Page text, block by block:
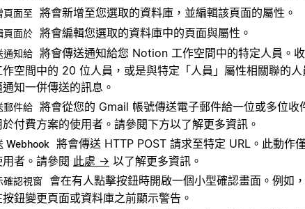
頁面至 將會新增至您選取的資料庫，並編輯該頁面的屬性。
頁面於 將會編輯您選取的資料庫中的頁面與屬性。
通知給 將會傳送通知給您 Notion 工作空間中的特定人員。
作空間中的 20 位人員，或是與特定「人員」屬性相關聯的
知一併傳送的訊息。
郵件給 將會從您的 Gmail 帳號傳送電子郵件給一位或多位收
付費方案的使用者。請參閱下方以了解更多資訊。
Webhook 將會傳送 HTTP POST 請求至特定 URL。此動作
用者。請參閱 此處 → 以了解更多資訊。
確認視窗 會在有人點擊按鈕時開啟一個小型確認畫面。例如
按鈕變更頁面或資料庫之前顯示警告。